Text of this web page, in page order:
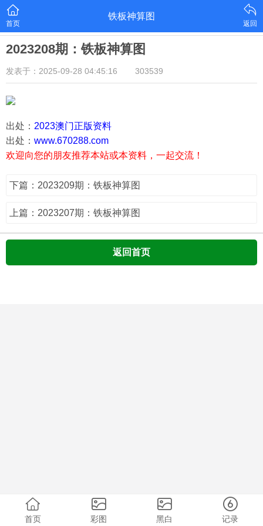
首页
铁板神算图
返回
2023208期：铁板神算图
发表于：2025-09-28 04:45:16 303539
出处： 2023澳门正版资料
出处： www.670288.com
欢迎向您的朋友推荐本站或本资料，一起交流！
下篇：2023209期：铁板神算图
上篇：2023207期：铁板神算图
返回首页
首页 彩图 黑白 记录